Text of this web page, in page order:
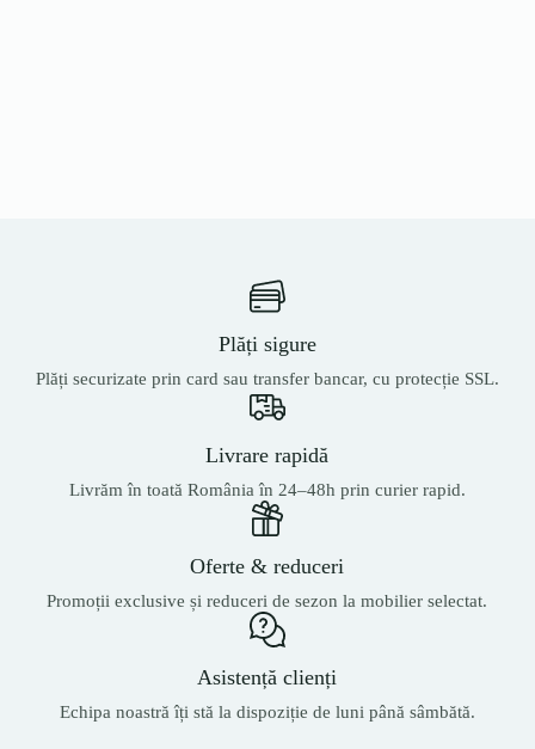
Plăți sigure
Plăți securizate prin card sau transfer bancar, cu protecție SSL.
Livrare rapidă
Livrăm în toată România în 24–48h prin curier rapid.
Oferte & reduceri
Promoții exclusive și reduceri de sezon la mobilier selectat.
Asistență clienți
Echipa noastră îți stă la dispoziție de luni până sâmbătă.